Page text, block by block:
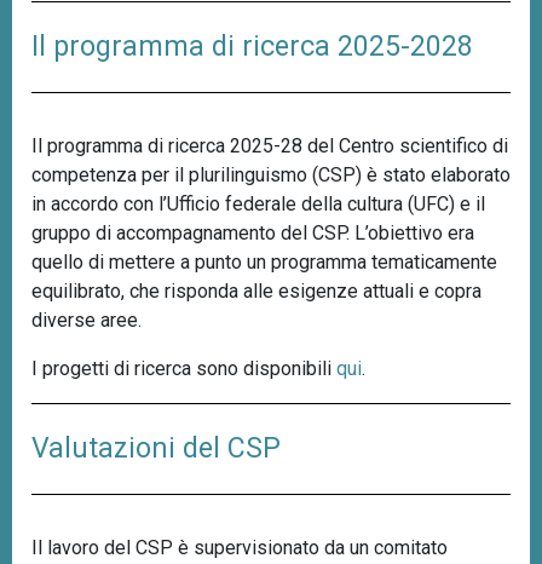
Il programma di ricerca 2025-2028
Il programma di ricerca 2025-28 del Centro scientifico di
competenza per il plurilinguismo (CSP) è stato elaborato
in accordo con l’Ufficio federale della cultura (UFC) e il
gruppo di accompagnamento del CSP. L’obiettivo era
quello di mettere a punto un programma tematicamente
equilibrato, che risponda alle esigenze attuali e copra
diverse aree.
I progetti di ricerca sono disponibili qui.
Valutazioni del CSP
Il lavoro del CSP è supervisionato da un comitato